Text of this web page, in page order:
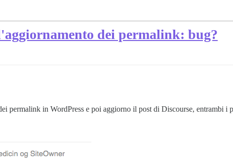
dei permalink: bug?
permalink in WordPress e poi aggiorno il post di Discourse, entrambi i